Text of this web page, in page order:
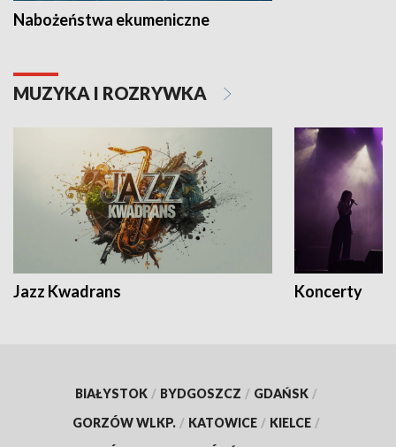
Nabożeństwa ekumeniczne
MUZYKA I ROZRYWKA
Jazz Kwadrans Koncerty
BIAŁYSTOK / BYDGOSZCZ / GDAŃSK /
GORZÓW WLKP. / KATOWICE / KIELCE /